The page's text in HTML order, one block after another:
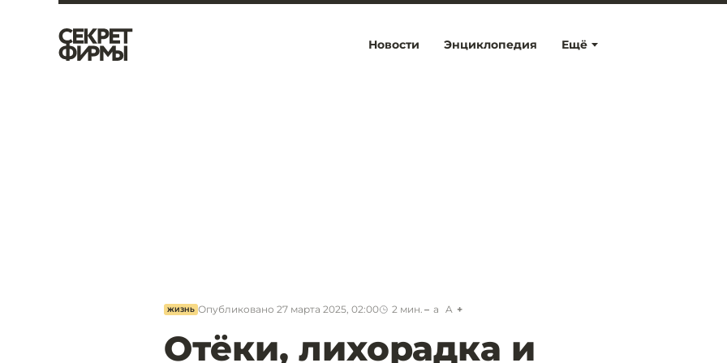
Ещё
Новости Энциклопедия
ЖИЗНЬ Опубликовано 27 марта 2025, 02:00 2 мин. a A
Отёки, лихорадка и